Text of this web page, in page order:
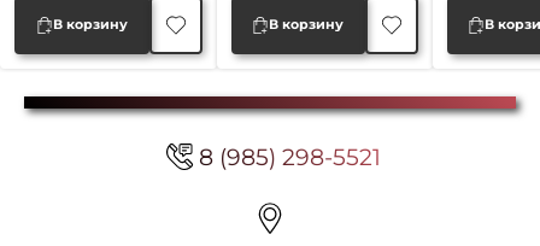
В корзину В корзину В
8 (985) 298-5521